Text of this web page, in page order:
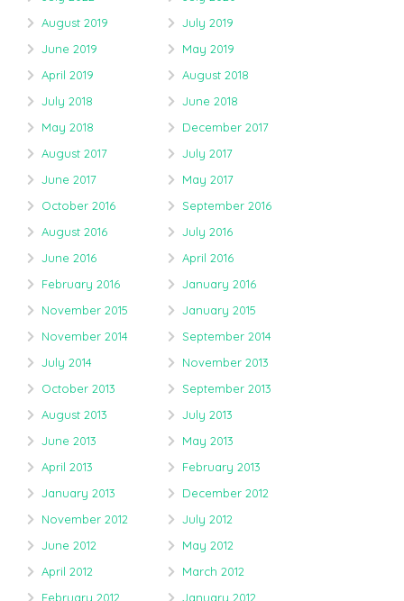
August 2019
July 2019
June 2019
May 2019
April 2019
August 2018
July 2018
June 2018
May 2018
December 2017
August 2017
July 2017
June 2017
May 2017
October 2016
September 2016
August 2016
July 2016
June 2016
April 2016
February 2016
January 2016
November 2015
January 2015
November 2014
September 2014
July 2014
November 2013
October 2013
September 2013
August 2013
July 2013
June 2013
May 2013
April 2013
February 2013
January 2013
December 2012
November 2012
July 2012
June 2012
May 2012
April 2012
March 2012
February 2012
January 2012